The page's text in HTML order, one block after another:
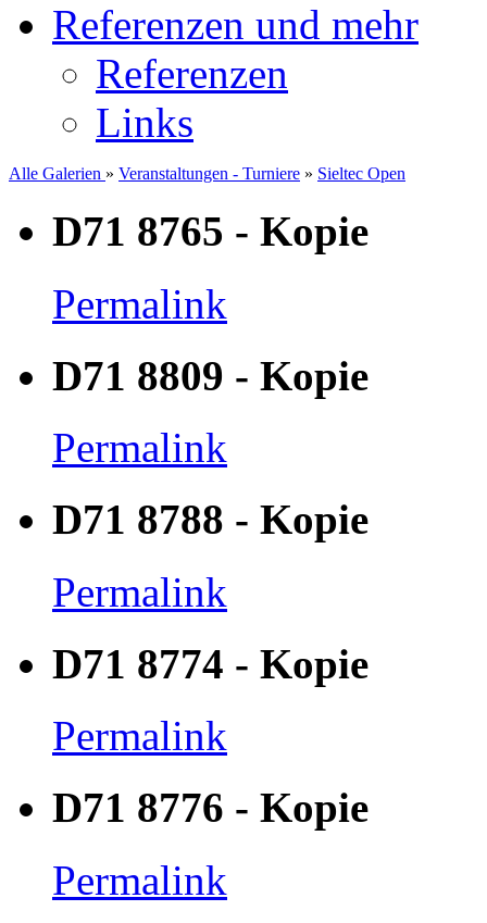
Referenzen und mehr
Referenzen
Links
Alle Galerien » Veranstaltungen - Turniere » Sieltec Open
D71 8765 - Kopie
Permalink
D71 8809 - Kopie
Permalink
D71 8788 - Kopie
Permalink
D71 8774 - Kopie
Permalink
D71 8776 - Kopie
Permalink